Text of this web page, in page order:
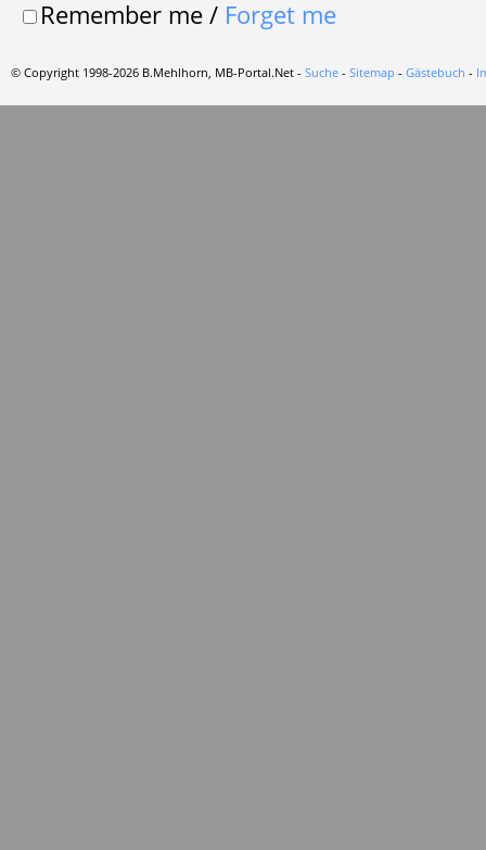
Remember me/ Forget me
© Copyright 1998-2026 B.Mehlhorn, MB-Portal.Net - Suche - Sitemap - Gästebuch -